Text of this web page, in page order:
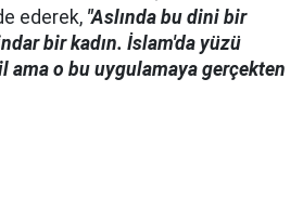
ederek, "Aslında bu dini bir
bir kadın. İslam'da yüzü
ama o bu uygulamaya gerçekten